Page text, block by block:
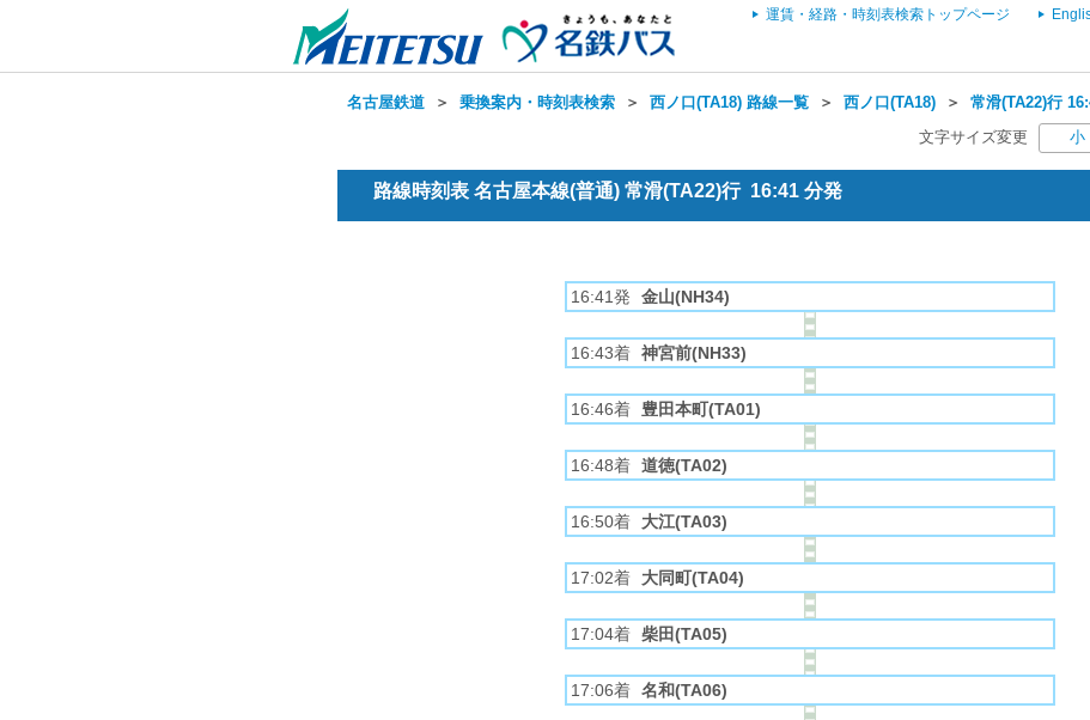
運賃・経路・時刻表検索トップページ
名古屋鉄道 ＞ 乗換案内・時刻表検索 ＞ 西ノ口(TA18) 路線一覧 ＞ 西ノ口(TA18) ＞ 常滑(TA22)行
文字サイズ変更 小
路線時刻表 名古屋本線(普通) 常滑(TA22)行 16:41 分発
16:41発 金山(NH34)
16:43着 神宮前(NH33)
16:46着 豊田本町(TA01)
16:48着 道徳(TA02)
16:50着 大江(TA03)
17:02着 大同町(TA04)
17:04着 柴田(TA05)
17:06着 名和(TA06)